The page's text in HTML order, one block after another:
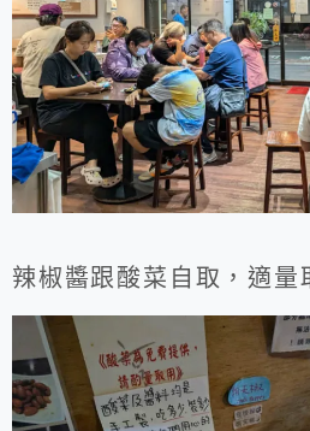
辣椒醬跟酸菜自取，適量